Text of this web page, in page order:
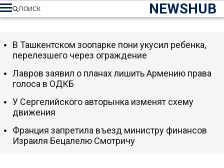
NEWSHUB
ПОИСК
В Ташкентском зоопарке пони укусил ребенка,
перелезшего через ограждение
Лавров заявил о планах лишить Армению права
голоса в ОДКБ
У Сергелийского авторынка изменят схему
движения
Франция запретила въезд министру финансов
Израиля Бецалелю Смотричу